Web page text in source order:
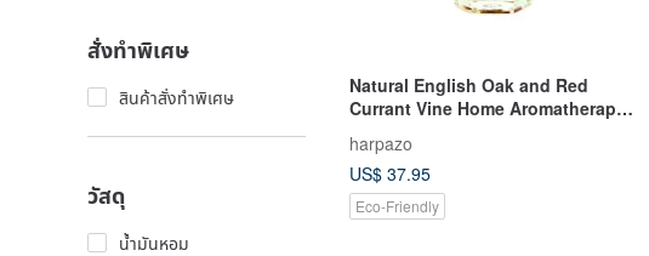
สั่งทำพิเศษ
สินค้าสั่งทำพิเศษ
วัสดุ
น้ำมันหอม
Natural English Oak and Red
Currant Vine Home Aromatherapy
Aromatherapy Diffuser Fragrance
harpazo
US$ 37.95
Eco-Friendly